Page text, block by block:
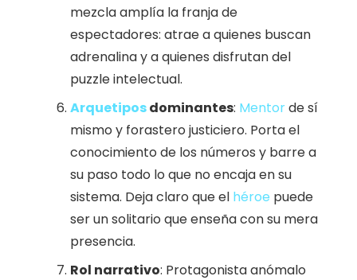
mezcla amplía la franja de
espectadores: atrae a quienes buscan
adrenalina y a quienes disfrutan del
puzzle intelectual.
Arquetiposdominantes: Mentorde sí
mismo y forastero justiciero. Porta el
conocimiento de los números y barre a
su paso todo lo que no encaja en su
sistema. Deja claro que el héroe puede
ser un solitario que enseña con su mera
presencia.
Rol narrativo: Protagonista anómalo